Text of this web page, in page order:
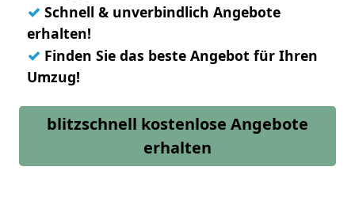
✓ Schnell & unverbindlich Angebote
erhalten!
✓ Finden Sie das beste Angebot für Ihren
Umzug!
blitzschnell kostenlose Angebote
erhalten